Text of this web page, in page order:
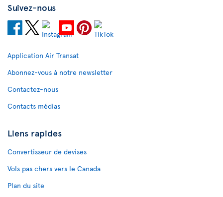
Suivez-nous
Application Air Transat
Abonnez-vous à notre newsletter
Contactez-nous
Contacts médias
Liens rapides
Convertisseur de devises
Vols pas chers vers le Canada
Plan du site